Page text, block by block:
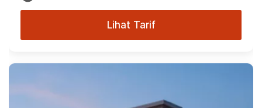
Lihat Tarif